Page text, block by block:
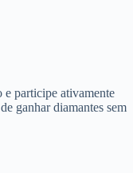
e participe ativamente
ganhar diamantes sem